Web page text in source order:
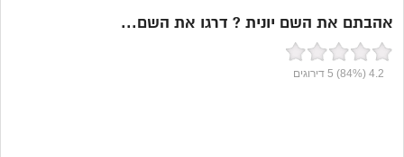
אהבתם את השם יונית ? דרגו את השם...
4.2
(84%)
5דירוגים